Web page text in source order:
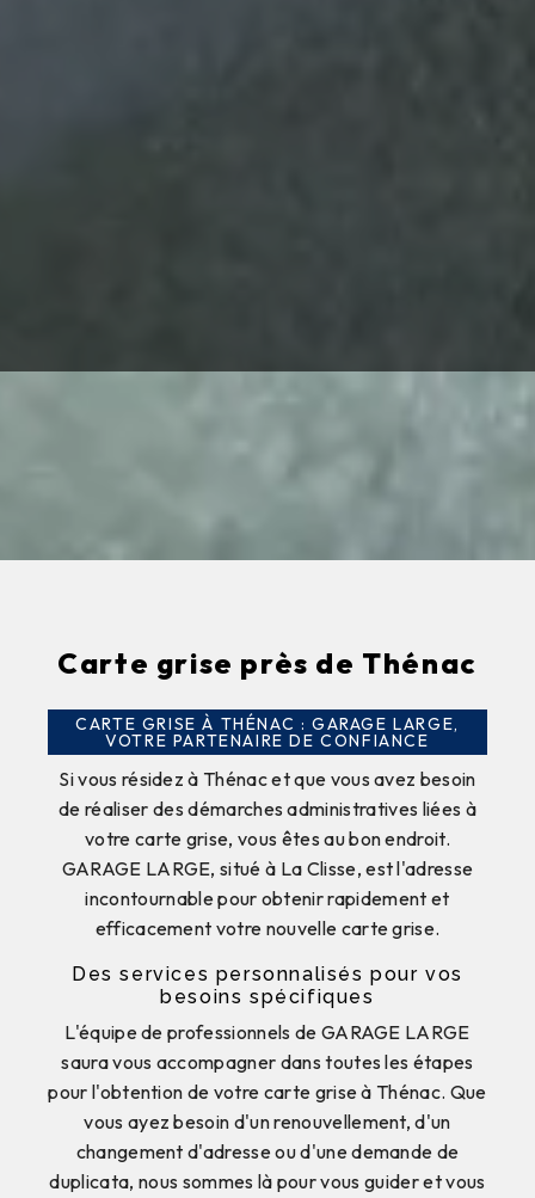
Carte grise près de Thénac
CARTE GRISE À THÉNAC : GARAGE LARGE,
VOTRE PARTENAIRE DE CONFIANCE
Si vous résidez à Thénac et que vous avez besoin
de réaliser des démarches administratives liées à
votre carte grise, vous êtes au bon endroit.
GARAGE LARGE, situé à La Clisse, est l'adresse
incontournable pour obtenir rapidement et
efficacement votre nouvelle carte grise.
Des services personnalisés pour vos
besoins spécifiques
L'équipe de professionnels de GARAGE LARGE
saura vous accompagner dans toutes les étapes
pour l'obtention de votre carte grise à Thénac. Que
vous ayez besoin d'un renouvellement, d'un
changement d'adresse ou d'une demande de
duplicata, nous sommes là pour vous guider et vous